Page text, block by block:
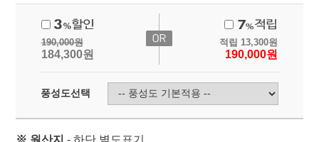
190,000원
184,300원
적립 13,300원
190,000원
풍성도선택
※ 원산지 - 하단 별도표기